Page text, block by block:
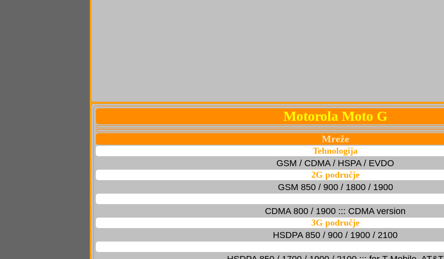
Motorola Moto G
Mreže
Tehnologija
GSM / CDMA / HSPA / EVDO
2G područje
GSM 850 / 900 / 1800 / 1900
CDMA 800 / 1900 ::: CDMA version
3G područje
HSDPA 850 / 900 / 1900 / 2100